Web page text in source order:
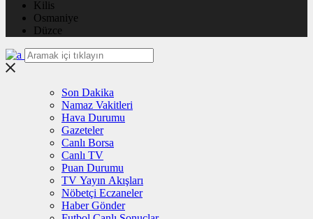
Kilis
Osmaniye
Düzce
Son Dakika
Namaz Vakitleri
Hava Durumu
Gazeteler
Canlı Borsa
Canlı TV
Puan Durumu
TV Yayın Akışları
Nöbetçi Eczaneler
Haber Gönder